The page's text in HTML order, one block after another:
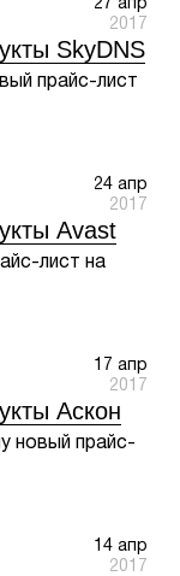
27 апр
2017
SkyDNS
прайс-лист
24 апр
2017
Avast
лист на
17 апр
2017
Аскон
новый прайс-
14 апр
2017